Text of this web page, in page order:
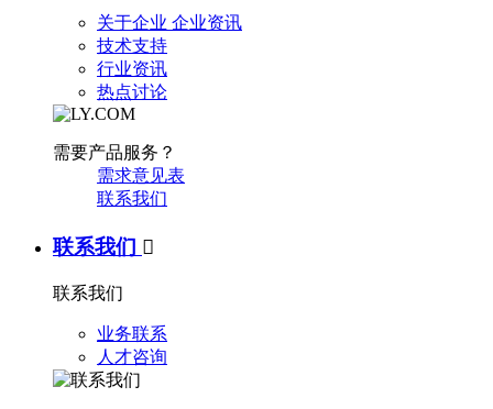
关于企业 企业资讯
技术支持
行业资讯
热点讨论
需要产品服务？
需求意见表
联系我们
联系我们 
联系我们
业务联系
人才咨询